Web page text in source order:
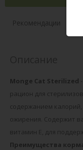
Рекомендации
Monge Cat Sterilized
рацион для
содержанием
ожирения. Содержит
витамин Е, для
Преимущества